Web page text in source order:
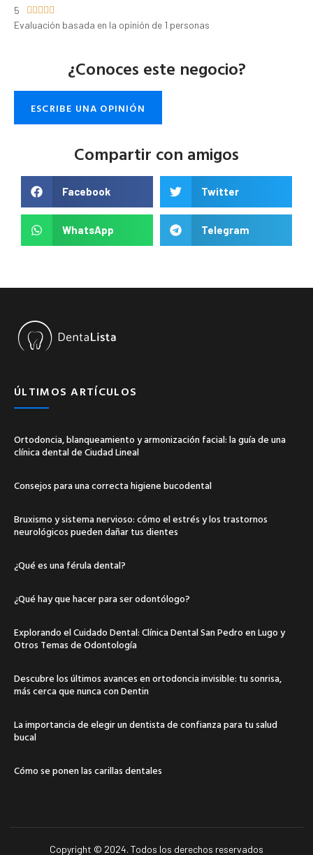
5     
Evaluación basada en la opinión de 1 personas
¿Conoces este negocio?
ESCRIBE UNA OPINIÓN
Compartir con amigos
Facebook Twitter
WhatsApp Telegram
ÚLTIMOS ARTÍCULOS
Ortodoncia, blanqueamiento y armonización facial: la guía de una
clínica dental de Ciudad Lineal
Consejos para una correcta higiene bucodental
Bruxismo y sistema nervioso: cómo el estrés y los trastornos
neurológicos pueden dañar tus dientes
¿Qué es una férula dental?
¿Qué hay que hacer para ser odontólogo?
Explorando el Cuidado Dental: Clínica Dental San Pedro en Lugo y
Otros Temas de Odontología
Descubre los últimos avances en ortodoncia invisible: tu sonrisa,
más cerca que nunca con Dentin
La importancia de elegir un dentista de confianza para tu salud
bucal
Cómo se ponen las carillas dentales
Copyright © 2024. Todos los derechos reservados